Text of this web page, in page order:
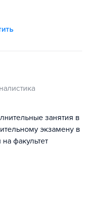
занятия в
экзамену в
факультет